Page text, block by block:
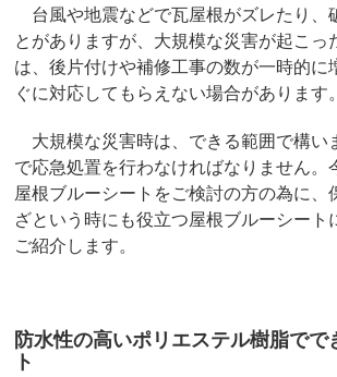
台風や地震などで瓦屋根がズレたり、
とがありますが、大規模な災害が起こっ
は、後片付けや補修工事の数が一時的に
ぐに対応してもらえない場合があります。
大規模な災害時は、できる範囲で構い
で応急処置を行わなければなりません。
屋根ブルーシートをご検討の方の為に、
ざという時にも役立つ屋根ブルーシート
ご紹介します。
防水性の高いポリエステル樹脂でで
ト